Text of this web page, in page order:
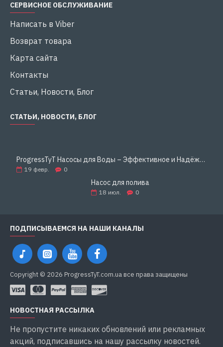
СЕРВИСНОЕ ОБСЛУЖИВАНИЕ
Написать в Viber
Возврат товара
Карта сайта
Контакты
Статьи, Новости, Блог
СТАТЬИ, НОВОСТИ, БЛОГ
ProgressTyT Насосы для Воды – Эффективное и Надёжное Решение для Дома и Бизнеса
19 февр. 0
Насос для полива
18 июл. 0
ПОДПИСЫВАЕМСЯ НА НАШИ КАНАЛЫ
Copyright © 2026 ProgressTyT.com.ua все права защищены
НОВОСТНАЯ РАССЫЛКА
Не пропустите никаких обновлений или рекламных
акций, подписавшись на нашу рассылку новостей.